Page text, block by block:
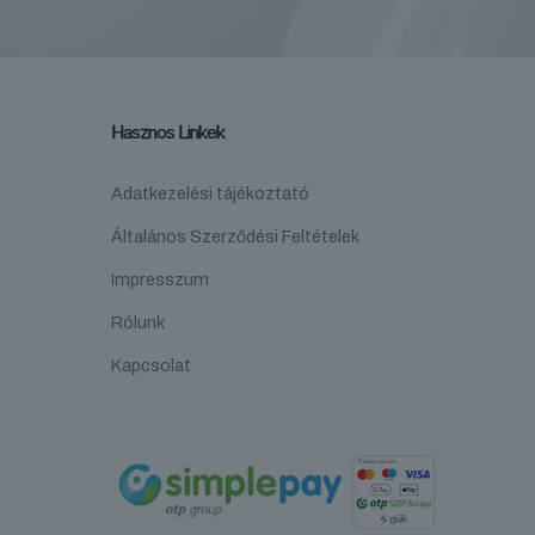
Hasznos Linkek
Adatkezelési tájékoztató
Általános Szerződési Feltételek
Impresszum
Rólunk
Kapcsolat